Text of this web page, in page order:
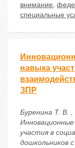
внимание,
специальные
навыка
ЗПР
Буренина Т. В.
участия в
дошкольников